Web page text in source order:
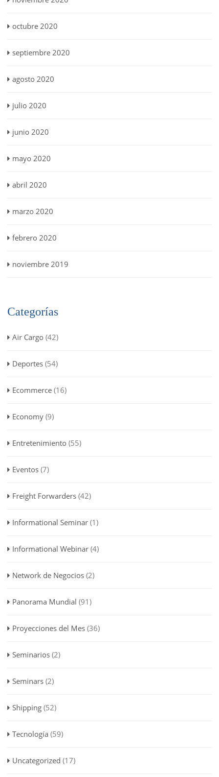
octubre 2020
septiembre 2020
agosto 2020
julio 2020
junio 2020
mayo 2020
abril 2020
marzo 2020
febrero 2020
noviembre 2019
Categorías
Air Cargo (42)
Deportes (54)
Ecommerce (16)
Economy (9)
Entretenimiento (55)
Eventos (7)
Freight Forwarders (42)
Informational Seminar (1)
Informational Webinar (4)
Network de Negocios (2)
Panorama Mundial (91)
Proyecciones del Mes (36)
Seminarios (2)
Seminars (2)
Shipping (52)
Tecnología (59)
Uncategorized (17)